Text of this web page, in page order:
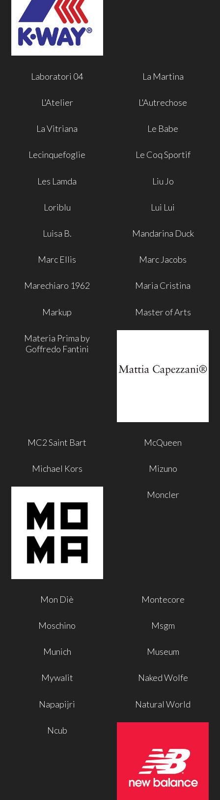
Laboratori 04 La Martina
L'Atelier L'Autrechose
La Vitriana Le Babe
Lecinquefoglie Le Coq Sportif
Les Lamda Liu Jo
Loriblu Lui Lui
Luisa B. Mandarina Duck
Marc Ellis Marc Jacobs
Marechiaro 1962 Maria Cristina
Markup Master of Arts
Materia Prima by
Goffredo Fantini
MC2 Saint Bart McQueen
Michael Kors Mizuno
Moncler
Mon Diè Montecore
Moschino Msgm
Munich Museum
Mywalit Naked Wolfe
Napapijri Natural World
Ncub